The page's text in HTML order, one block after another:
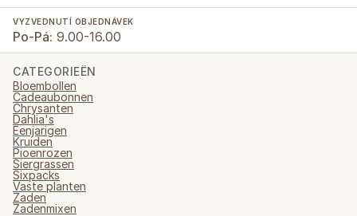
VYZVEDNUTÍ OBJEDNÁVEK
Po-Pá: 9.00-16.00
CATEGORIEËN
Bloembollen
Cadeaubonnen
Chrysanten
Dahlia's
Eenjarigen
Kruiden
Pioenrozen
Siergrassen
Sixpacks
Vaste planten
Zaden
Zadenmixen